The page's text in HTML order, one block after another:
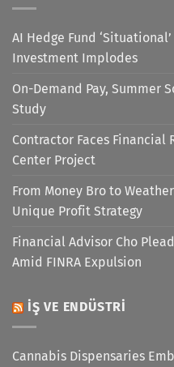
AI Hedge Fund
Investment Implodes
On-Demand Pay, Summer
Study
Contractor Faces
Center Project
From Money Bro to
Unique Profit Strategy
Financial Advisor Cho
Amid FINRA Expulsion
İŞ VE ENDÜSTRI
Cannabis Dispensaries